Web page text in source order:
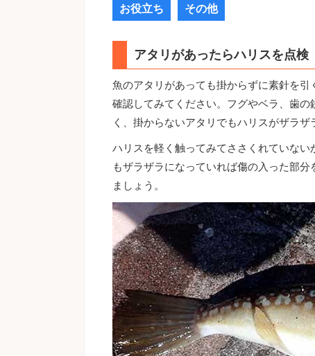
お役立ち その他
アタリがあったらハリスを点検
魚のアタリがあっても掛からずに素針を
確認してみてください。フグやベラ、歯
く、掛からないアタリでもハリスがザラザ
ハリスを軽く触ってみてささくれていな
もザラザラになっていれば傷の入った部
ましょう。